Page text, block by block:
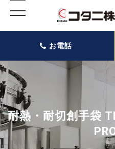
お電話
耐熱・耐切創手袋